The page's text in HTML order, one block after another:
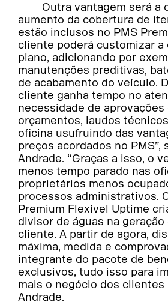
Outra vantagem será a
aumento da cobertura de
estão inclusos no PMS
cliente poderá customizar a
plano, adicionando por
manutenções preditivas,
de acabamento do veículo.
cliente ganha tempo no
necessidade de aprovações
orçamentos, laudos
oficina usufruindo das
preços acordados no PMS”,
Andrade. “Graças a isso, o
menos tempo parado nas
proprietários menos
processos administrativos.
Premium Flexível Uptime
divisor de águas na geração
cliente. A partir de agora,
máxima, medida e
integrante do pacote de
exclusivos, tudo isso para
mais o negócio dos clientes
Andrade.